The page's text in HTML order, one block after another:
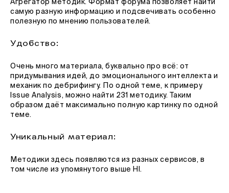
Агрегатор методик. Формат форума позволяет найти
самую разную информацию и подсвечивать особенно
полезную по мнению пользователей.
Удобство:
Очень много материала, буквально про всё: от
придумывания идей, до эмоционального интеллекта и
механик по дебрифингу. По одной теме, к примеру
Issue Analysis, можно найти 231 методику. Таким
образом даёт максимально полную картинку по одной
теме.
Уникальный материал:
Методики здесь появляются из разных сервисов, в
том числе из упомянутого выше HI.